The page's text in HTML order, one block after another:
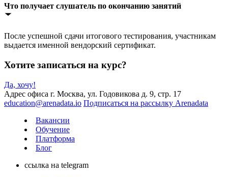
Что получает слушатель по окончанию занятий
После успешной сдачи итогового тестирования, участникам
выдается именной вендорский сертификат.
Хотите записаться на курс?
Да, хочу!
Адрес офиса г. Москва, ул. Годовикова д. 9, стр. 17
education@arenadata.io Подписаться на рассылку Arenadata
Вакансии
Обучение
Платформа
Блог
ссылка на telegram